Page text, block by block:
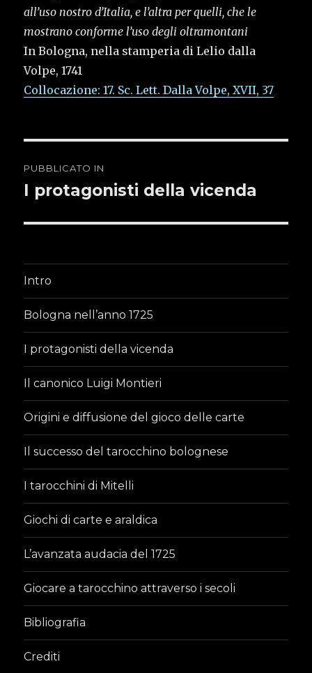
all’uso nostro d’Italia, e l’altra per quelli, che le
mostrano conforme l’uso degli oltramontani
In Bologna, nella stamperia di Lelio dalla
Volpe, 1741
Collocazione: 17. Sc. Lett. Dalla Volpe, XVII, 37
articoli
PUBBLICATO IN
I protagonisti della vicenda
Intro
Bologna nell’anno 1725
I protagonisti della vicenda
Il canonico Luigi Montieri
Origini e diffusione del gioco delle carte
Il successo del tarocchino bolognese
I tarocchini di Mitelli
Giochi di carte e araldica
L’avanzata audacia del 1725
Giocare a tarocchino attraverso i secoli
Bibliografia
Crediti